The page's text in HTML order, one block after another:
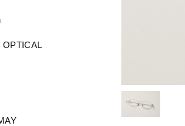
OPTICAL